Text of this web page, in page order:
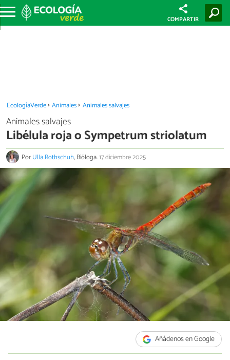
COMPARTIR
EcologíaVerde Animales Animales salvajes
Animales salvajes
Libélula roja o Sympetrum striolatum
PorUlla Rothschuh, Bióloga.17 diciembre 2025
Añádenos en Google